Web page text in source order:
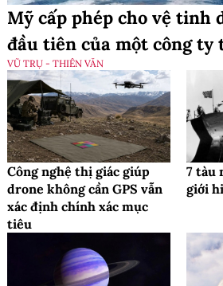
Mỹ cấp phép cho vệ tinh
đầu tiên của một công ty
VŨ TRỤ - THIÊN VĂN
Công nghệ thị giác giúp
drone không cần GPS vẫn
xác định chính xác mục
tiêu
7 tàu
giới